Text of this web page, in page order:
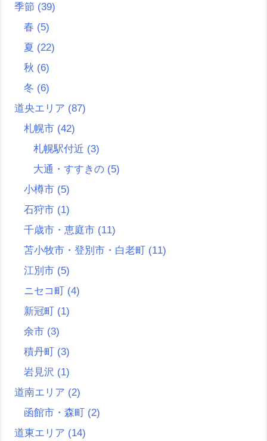
季節 (39)
春 (5)
夏 (22)
秋 (6)
冬 (6)
道央エリア (87)
札幌市 (42)
札幌駅付近 (3)
大通・すすきの (5)
小樽市 (5)
石狩市 (1)
千歳市・恵庭市 (11)
苫小牧市・登別市・白老町 (11)
江別市 (5)
ニセコ町 (4)
新冠町 (1)
余市 (3)
積丹町 (3)
岩見沢 (1)
道南エリア (2)
函館市・森町 (2)
道東エリア (14)